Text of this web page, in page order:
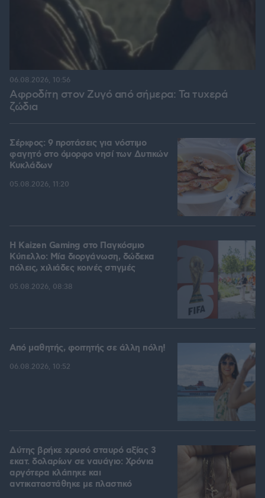
Αφροδίτη στον Ζυγό από σήμερα: Τα τυχερά
ζώδια
06.08.2026, 10:56
Σέριφος: 9 προτάσεις για νόστιμο
φαγητό στο όμορφο νησί των Δυτικών
Κυκλάδων
05.08.2026, 11:20
H Kaizen Gaming στο Παγκόσμιο
Kύπελλο: Μία διοργάνωση, δώδεκα
πόλεις, χιλιάδες κοινές στιγμές
05.08.2026, 08:38
Από μαθητής, φοιτητής σε άλλη πόλη!
06.08.2026, 10:52
Δύτης βρήκε χρυσό σταυρό αξίας 3
εκατ. δολαρίων σε ναυάγιο: Χρόνια
αργότερα κλάπηκε και
αντικαταστάθηκε με πλαστικό